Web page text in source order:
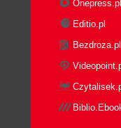
Onepress.pl
Editio.pl
Bezdroza.pl